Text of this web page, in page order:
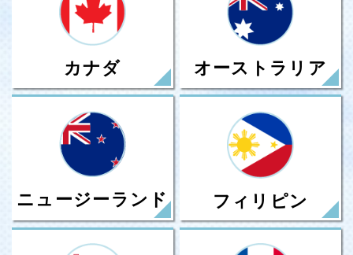
カナダ オーストラリア
ニュージーランド フィリピン